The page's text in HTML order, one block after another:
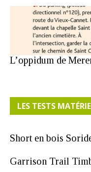
L’oppidum de
LES TESTS
Short en bois
Garrison Trail